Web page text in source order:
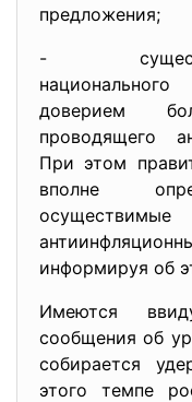
предложения;
-
доверием
проводящего
При этом
вполне
информируя об
Имеются
сообщения об
собирается
этого темпе